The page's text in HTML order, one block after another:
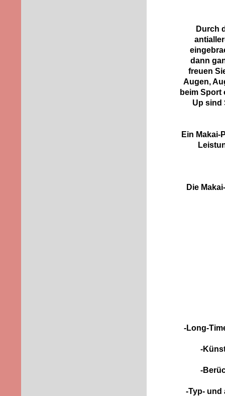
Durch
dann
freuen
Augen,
beim Sport
Up sind
Ein Makai-
Die
-Long-
-
-
-Typ- und